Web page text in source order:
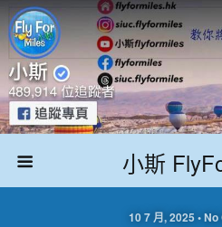
小斯
10 7 月, 2025 •